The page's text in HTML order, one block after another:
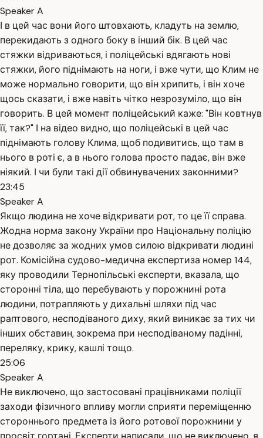
Speaker A
І в цей час вони його штовхають, кладуть на землю,
перекидають з одного боку в інший бік. В цей час
стяжки відриваються, і поліцейські вдягають нові
стяжки, його піднімають на ноги, і вже чути, що Клим не
може нормально говорити, що він хрипить, і він хоче
щось сказати, і вже навіть чітко незрозуміло, що він
говорить. В цей момент поліцейський каже: "Він ковтнув
її, так?" І на відео видно, що поліцейські в цей час
піднімають голову Клима, щоб подивитись, що там в
нього в роті є, а в нього голова просто падає, він вже
ніякий. І чи були такі дії обвинувачених законними?
23:45
Speaker A
Якщо людина не хоче відкривати рот, то це її справа.
Жодна норма закону України про Національну поліцію
не дозволяє за жодних умов силою відкривати людині
рот. Комісійна судово-медична експертиза номер 144,
яку проводили Тернопільські експерти, вказала, що
сторонні тіла, що перебувають у порожнині рота
людини, потрапляють у дихальні шляхи під час
раптового, несподіваного диху, який виникає за тих чи
інших обставин, зокрема при несподіваному падінні,
переляку, крику, кашлі тощо.
25:06
Speaker A
Не виключено, що застосовані працівниками поліції
заходи фізичного впливу могли сприяти переміщенню
стороннього предмета із його ротової порожнини у